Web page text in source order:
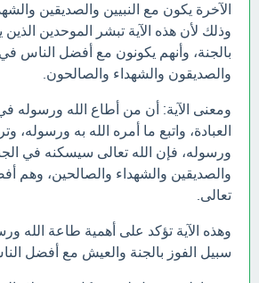
الآخرة يكون مع النبيين والصديقين
وذلك لأن هذه الآية تبشر الموحدين
بالجنة، وأنهم يكونون مع أفضل الناس في
والصديقون والشهداء والصالحون.
ومعنى الآية: أن من أطاع الله ورسوله
العبادة، واتبع ما أمره الله به ورسوله،
ورسوله، فإن الله تعالى سيسكنه في
والصديقين والشهداء والصالحين، وهم
تعالى.
وهذه الآية تؤكد على أهمية طاعة الله
سبيل الفوز بالجنة والعيش مع أفضل